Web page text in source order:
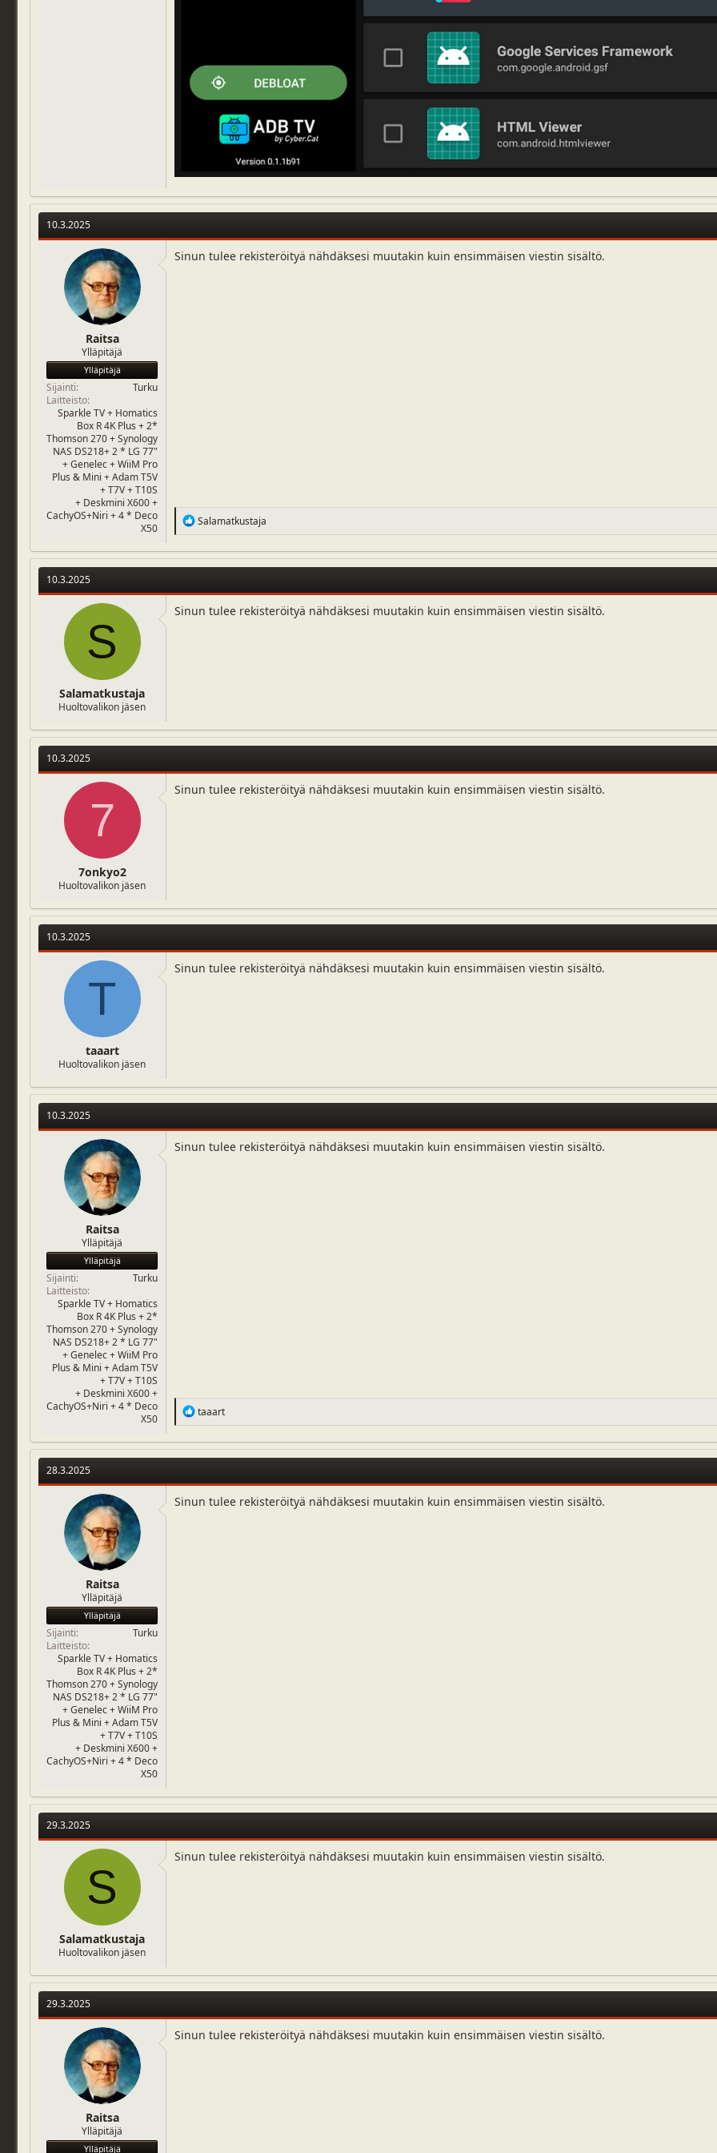
10.3.2025
Raitsa
Ylläpitäjä
Ylläpitäjä
Sijainti
Turku
Laitteisto
Sparkle TV + Homatics
Box R 4K Plus + 2*
Thomson 270 + Synology
NAS DS218+ 2 * LG 77"
+ Genelec + WiiM Pro
Plus & Mini + Adam T5V
+ T7V + T10S
+ Deskmini X600 +
CachyOS+Niri + 4 * Deco
X50
Sinun tulee rekisteröityä nähdäksesi muutakin kuin ensimmäisen viestin sisältö.
R
e
c
t
o
n
Salamatkustaja
10.3.2025
S
Salamatkustaja
Huoltovalikon jäsen
Sinun tulee rekisteröityä nähdäksesi muutakin kuin ensimmäisen viestin sisältö.
10.3.2025
7
7onkyo2
Huoltovalikon jäsen
Sinun tulee rekisteröityä nähdäksesi muutakin kuin ensimmäisen viestin sisältö.
10.3.2025
T
taaart
Huoltovalikon jäsen
Sinun tulee rekisteröityä nähdäksesi muutakin kuin ensimmäisen viestin sisältö.
10.3.2025
Raitsa
Ylläpitäjä
Ylläpitäjä
Sijainti
Turku
Laitteisto
Sparkle TV + Homatics
Box R 4K Plus + 2*
Thomson 270 + Synology
NAS DS218+ 2 * LG 77"
+ Genelec + WiiM Pro
Plus & Mini + Adam T5V
+ T7V + T10S
+ Deskmini X600 +
CachyOS+Niri + 4 * Deco
X50
Sinun tulee rekisteröityä nähdäksesi muutakin kuin ensimmäisen viestin sisältö.
R
e
c
t
o
n
taaart
28.3.2025
Raitsa
Ylläpitäjä
Ylläpitäjä
Sijainti
Turku
Laitteisto
Sparkle TV + Homatics
Box R 4K Plus + 2*
Thomson 270 + Synology
NAS DS218+ 2 * LG 77"
+ Genelec + WiiM Pro
Plus & Mini + Adam T5V
+ T7V + T10S
+ Deskmini X600 +
CachyOS+Niri + 4 * Deco
X50
Sinun tulee rekisteröityä nähdäksesi muutakin kuin ensimmäisen viestin sisältö.
29.3.2025
S
Salamatkustaja
Huoltovalikon jäsen
Sinun tulee rekisteröityä nähdäksesi muutakin kuin ensimmäisen viestin sisältö.
29.3.2025
Raitsa
Ylläpitäjä
Ylläpitäjä
Sinun tulee rekisteröityä nähdäksesi muutakin kuin ensimmäisen viestin sisältö.